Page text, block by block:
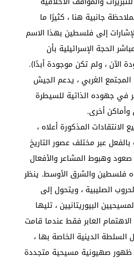
جانبية هنا ، كثيرًا ما
إلى فلسطين بهذا الاسم
الحجة الإسرائيلية بأن
الآن ، ولم تكن موجودة أبدًا).
الغربي ، يدعم الجيش
في جهوده الذاتية للسيطرة
أخرى.
الانتقادات المذكورة أعلاه ،
عبر مختلف عصور التاريخ
صعود وهبوط المشاعر والأفعال
فلسطين والشرق الأوسط. ينظر
الصليبية ، ويتحول إلى
البيوريتانيين ، تليها
العابر فقط عندما قامت
السلطة الدينية الخاصة بها ،
صهيونية مسيحية متجددة